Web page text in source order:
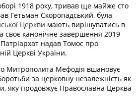
1918 року, тривав ще майже сто
Гетьман Скоропадський, була
Церкви мають вирішуватись в
своє канонічне завершення 2019
надав Томос про
Церкві України.
Митрополита Мефодія вшановує
за церковну незалежність як
яку продовжує Православна Церква